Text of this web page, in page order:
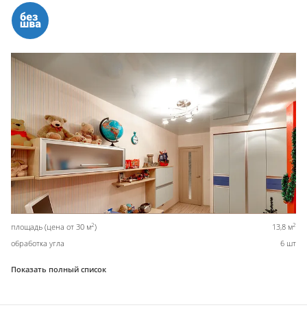
площадь (цена от 30 м2) 13,8 м2
обработка угла 6 шт
Показать полный список